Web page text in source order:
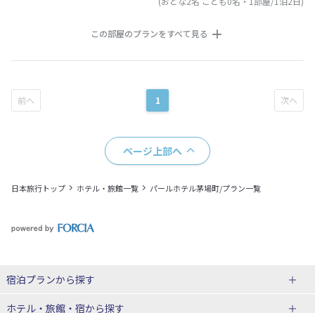
この部屋のプランをすべて見る
1
ページ上部へ
日本旅行トップ ホテル・旅館一覧 パールホテル茅場町/プラン一覧
宿泊プランから探す
北海道
ホテル・旅館・宿から探す